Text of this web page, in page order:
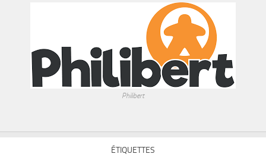
Philibert
ÉTIQUETTES